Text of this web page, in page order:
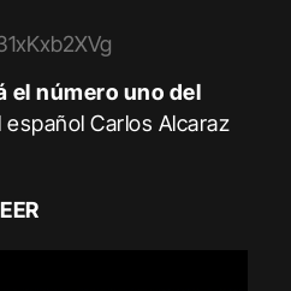
el número uno del
español Carlos Alcaraz